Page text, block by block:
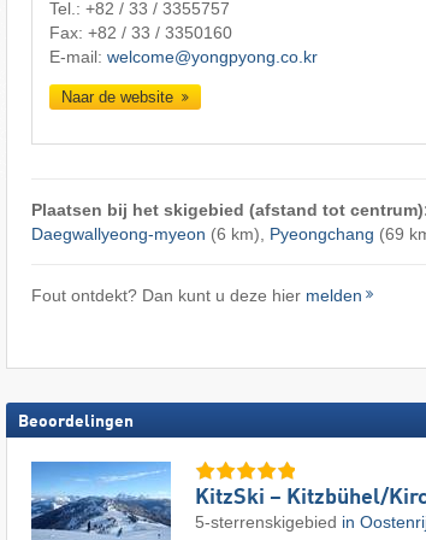
Tel.: +82 / 33 / 3355757
Fax: +82 / 33 / 3350160
E-mail: welcome@yongpyong.co.kr
Naar de website
Plaatsen bij het skigebied (afstand tot
Daegwallyeong-myeon (6 km), Pyeongchang (69
Fout ontdekt? Dan kunt u deze hier melden
Beoordelingen
KitzSki – Kitzbühel/​
5-sterrenskigebied in